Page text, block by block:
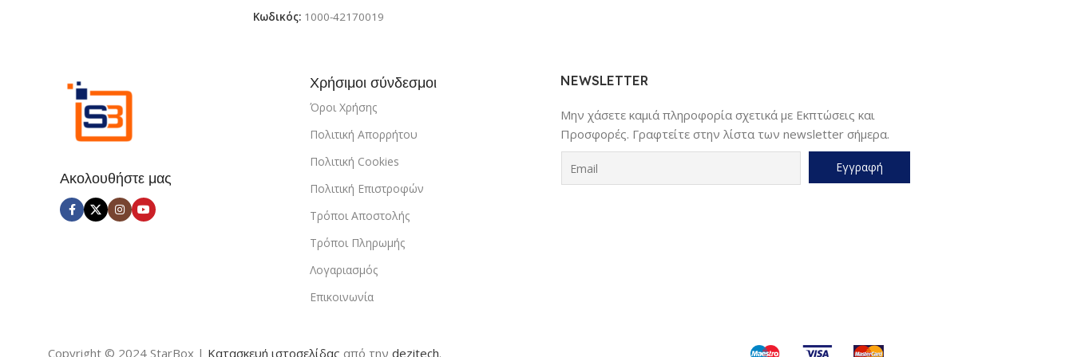
Twitch, Mumble, Skype | Καλώδιο
Κωδικός: 1000-42170019
Ακολουθήστε μας
Χρήσιμοι σύνδεσμοι
Όροι Χρήσης
Πολιτική Απορρήτου
Πολιτική Cookies
Πολιτική Επιστροφών
Τρόποι Αποστολής
Τρόποι Πληρωμής
Λογαριασμός
Επικοινωνία
NEWSLETTER
Μην χάσετε καμιά πληροφορία σχετικά με Εκπτώσεις και
Προσφορές. Γραφτείτε στην λίστα των newsletter σήμερα.
Copyright © 2024 StarBox | Κατασκευή ιστοσελίδας από την dezitech.